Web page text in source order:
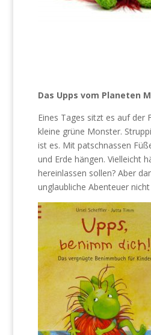
Das Upps vom Planeten
Eines Tages sitzt es auf der
kleine grüne Monster.
ist es. Mit patschnassen
und Erde hängen. Vielleicht
hereinlassen sollen? Aber
unglaubliche Abenteuer